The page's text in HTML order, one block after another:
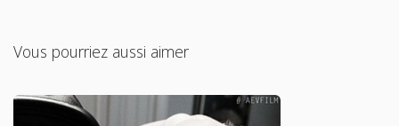
Vous pourriez aussi aimer